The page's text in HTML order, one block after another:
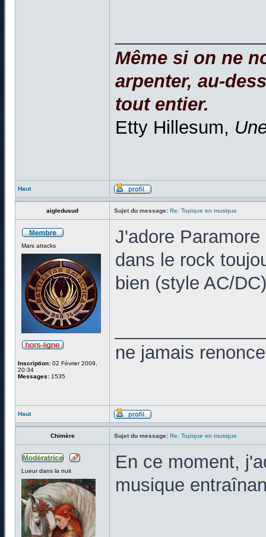
Même si on ne
arpenter, au-
tout entier.
Etty Hillesum,
Haut
aigledusud Sujet du message: Re: Topique en musique
Mars attacks
Inscription: 02 Février 2009,
20:34
Messages: 1535
J'adore
dans le rock
bien (style AC/
ne jamais
Haut
Chimère Sujet du message: Re: Topique en musique
Lueur dans la nuit
En ce moment,
musique